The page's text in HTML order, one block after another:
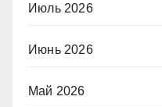
Июль 2026
Июнь 2026
Май 2026